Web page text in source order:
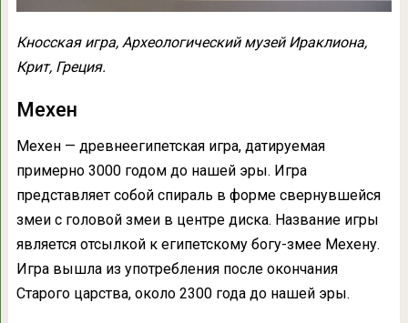
Кносская игра, Археологический музей Ираклиона,
Крит, Греция.
Мехен
Мехен — древнеегипетская игра, датируемая
примерно 3000 годом до нашей эры. Игра
представляет собой спираль в форме свернувшейся
змеи с головой змеи в центре диска. Название игры
является отсылкой к египетскому богу-змее Мехену.
Игра вышла из употребления после окончания
Старого царства, около 2300 года до нашей эры.